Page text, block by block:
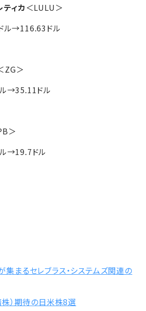
ティカ ＜LULU＞
ル→116.63ドル
ZG＞
→35.11ドル
＞
→19.7ドル
まるセレブラス・システムズ関連の
）期待の日米株8選